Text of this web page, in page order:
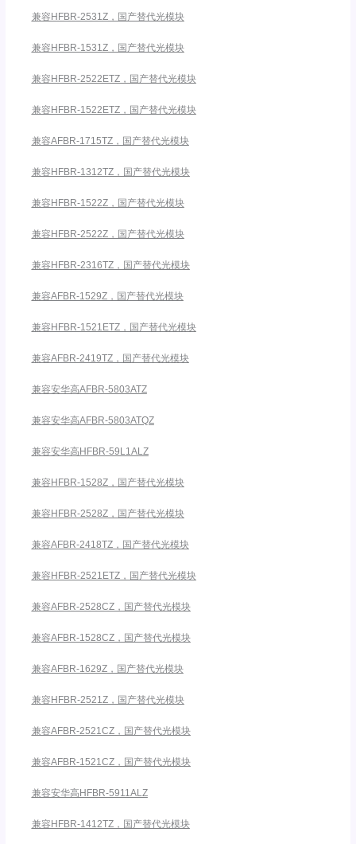
兼容HFBR-2531Z，国产替代光模块
兼容HFBR-1531Z，国产替代光模块
兼容HFBR-2522ETZ，国产替代光模块
兼容HFBR-1522ETZ，国产替代光模块
兼容AFBR-1715TZ，国产替代光模块
兼容HFBR-1312TZ，国产替代光模块
兼容HFBR-1522Z，国产替代光模块
兼容HFBR-2522Z，国产替代光模块
兼容HFBR-2316TZ，国产替代光模块
兼容AFBR-1529Z，国产替代光模块
兼容HFBR-1521ETZ，国产替代光模块
兼容AFBR-2419TZ，国产替代光模块
兼容安华高AFBR-5803ATZ
兼容安华高AFBR-5803ATQZ
兼容安华高HFBR-59L1ALZ
兼容HFBR-1528Z，国产替代光模块
兼容HFBR-2528Z，国产替代光模块
兼容AFBR-2418TZ，国产替代光模块
兼容HFBR-2521ETZ，国产替代光模块
兼容AFBR-2528CZ，国产替代光模块
兼容AFBR-1528CZ，国产替代光模块
兼容AFBR-1629Z，国产替代光模块
兼容HFBR-2521Z，国产替代光模块
兼容AFBR-2521CZ，国产替代光模块
兼容AFBR-1521CZ，国产替代光模块
兼容安华高HFBR-5911ALZ
兼容HFBR-1412TZ，国产替代光模块